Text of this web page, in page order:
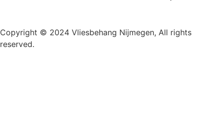
Copyright © 2024 Vliesbehang Nijmegen, All rights
reserved.